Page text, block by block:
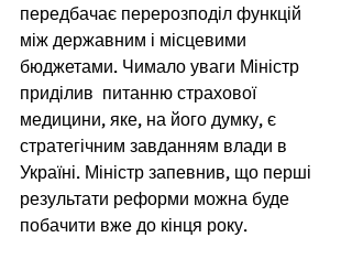
передбачає перерозподіл функцій
між державним і місцевими
бюджетами. Чимало уваги Міністр
приділив  питанню страхової
медицини, яке, на його думку, є
стратегічним завданням влади в
Україні. Міністр запевнив, що перші
результати реформи можна буде
побачити вже до кінця року.